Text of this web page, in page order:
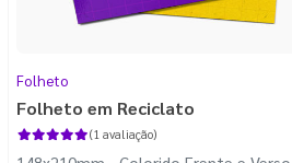
Folheto
Folheto em Reciclato
(1 avaliação)